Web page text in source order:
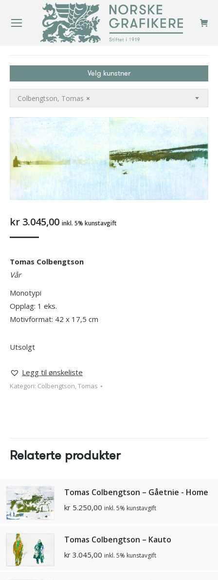
Velg kunstner
×
Colbengtson, Tomas
kr 3.045,00 inkl. 5% kunstavgift
Tomas Colbengtson
Vår
Monotypi
Opplag: 1 eks.
Motivformat: 42 x 17,5 cm
Utsolgt
Legg til ønskeliste
Kategori: Colbengtson, Tomas
Relaterte produkter
Tomas Colbengtson – Gåetnie - Home
kr 5.250,00 inkl. 5% kunstavgift
Tomas Colbengtson – Kauto
kr 3.045,00 inkl. 5% kunstavgift